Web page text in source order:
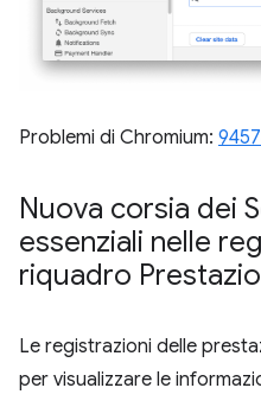
Problemi di Chromium:
Nuova corsia dei
essenziali nelle
riquadro
Le registrazioni delle
per visualizzare le